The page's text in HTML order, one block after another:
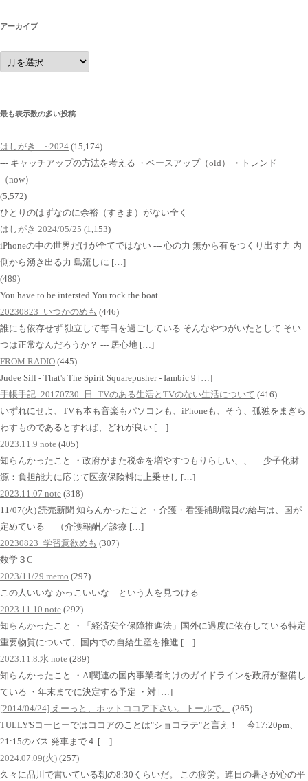
アーカイブ
ア
イ
ブ
最も表示数の多い投稿
はしがき ~2024 (15,174)
--- キャッチアップの方法を考える ・ベースアップ（old） ・トレンド
（now）
(5,572)
ひとりのはずなのに余裕（すきま）がない全く
はしがき 2024/05/25 (1,153)
iPhoneの中の世界だけが全てではない --- 心の力 無から有をつくり出す力 内
側から湧き出る力 島流しに […]
(489)
You have to be intersted You rock the boat
20230823_いつかのめも (446)
誰にも依存せず 独立して毎日を過ごしている そんなやつがいたとして そい
つは正常なんだろうか？ --- 居心地 […]
FROM RADIO (445)
Judee Sill - That's The Spirit Squarepusher - Iambic 9 […]
手帳手記_20170730_日_TVのある生活とTVのない生活について (416)
いずれにせよ、TVも本も音楽もパソコンも、iPhoneも、そう、孤独をまぎら
わすものであるとすれば、どれが良い […]
2023.11.9 note (405)
知らんかったこと ・政府がまた税金を増やすつもりらしい、、 少子化財
源：負担能力に応じて医療保険料に上乗せし […]
2023.11.07 note (318)
11/07(火) 読売新聞 知らんかったこと ・介護・看護補助職員の給与は、国が
定めている （介護報酬／診療 […]
20230823_学習意欲めも (307)
数学３C
2023/11/29 memo (297)
この人いいな かっこいいな という人を見つける
2023.11.10 note (292)
知らんかったこと ・「経済安全保障推進法」国外に過度に依存している特定
重要物質について、国内での自給生産を推進 […]
2023.11.8.水 note (289)
知らんかったこと ・AI関連の国内事業者向けのガイドラインを政府が整備し
ている ・年末までに決定する予定 ・対 […]
[2014/04/24] えーっと、ホットココア下さい。トールで。
(265)
TULLY'Sコーヒーではココアのことは"ショコラテ"と言え！ 今17:20pm、
21:15のバス 発車まで４ […]
2024.07.09(火) (257)
久々に品川で書いている朝の8:30くらいだ。 この疲労。連日の暑さが心の平